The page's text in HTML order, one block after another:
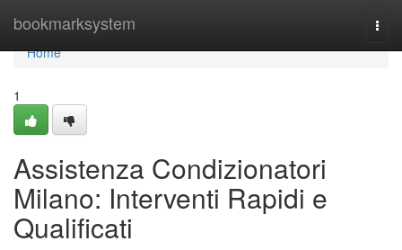
bookmarksystem
Home
Home
1
Assistenza Condizionatori
Milano: Interventi Rapidi e
Qualificati